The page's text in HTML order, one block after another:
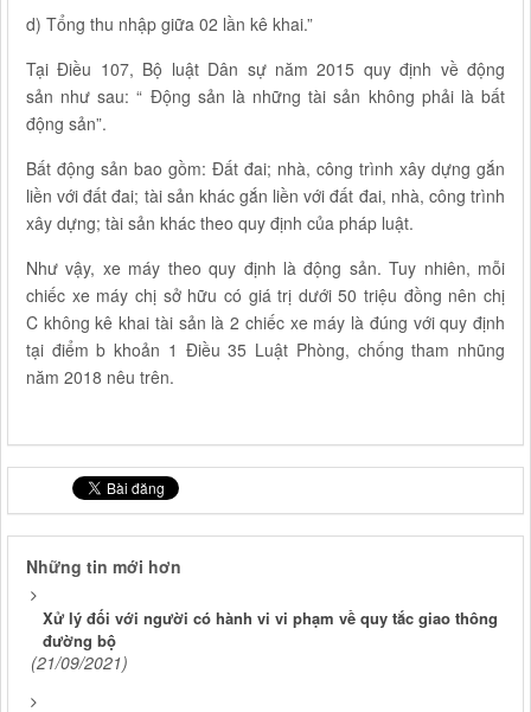
d) Tổng thu nhập giữa 02 lần kê khai.”
Tại Điều 107, Bộ luật Dân sự năm 2015 quy định về động
sản như sau: “ Động sản là những tài sản không phải là bất
động sản”.
Bất động sản bao gồm: Đất đai; nhà, công trình xây dựng gắn
liền với đất đai; tài sản khác gắn liền với đất đai, nhà, công trình
xây dựng; tài sản khác theo quy định của pháp luật.
Như vậy, xe máy theo quy định là động sản. Tuy nhiên, mỗi
chiếc xe máy chị sở hữu có giá trị dưới 50 triệu đồng nên chị
C không kê khai tài sản là 2 chiếc xe máy là đúng với quy định
tại điểm b khoản 1 Điều 35 Luật Phòng, chống tham nhũng
năm 2018 nêu trên.
Những tin mới hơn
Xử lý đối với người có hành vi vi phạm về quy tắc giao thông
đường bộ
(21/09/2021)